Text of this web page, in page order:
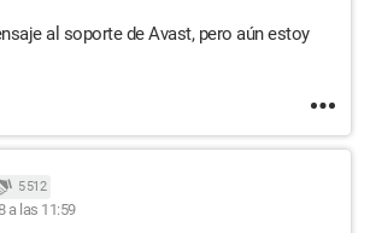
al soporte de Avast, pero aún estoy
5 512
a las 11:59